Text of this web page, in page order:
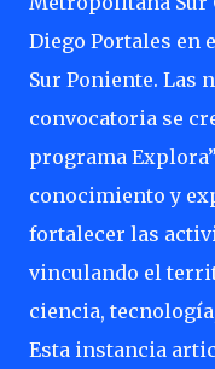
Diego Portales en
Sur Poniente. Las
convocatoria se
programa
conocimiento y
fortalecer las
vinculando el
ciencia,
Esta instancia